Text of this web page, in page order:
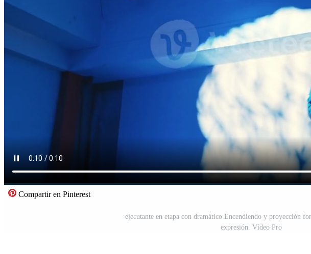
Compartir en Pinterest
ejecutante en etapa con dramático Encendiendo y proyección
expresión. Vídeo Pro